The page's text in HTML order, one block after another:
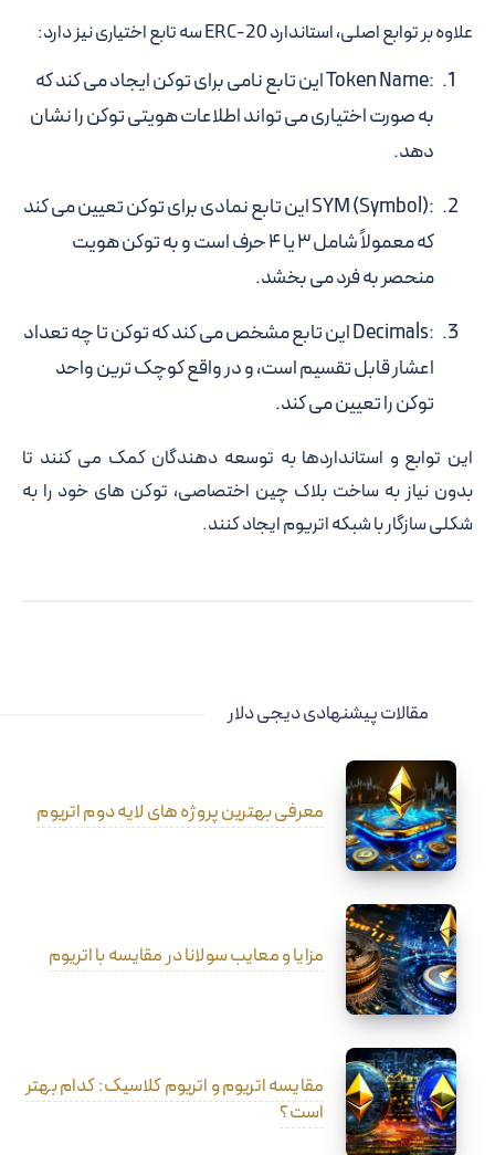
علاوه بر توابع اصلی، استاندارد ERC-20 سه تابع اختیاری نیز دارد:
:Token Name
این تابع نامی برای توکن ایجاد می کند که
به صورت اختیاری می تواند اطلاعات هویتی توکن را نشان
دهد.
:SYM (Symbol)
این تابع نمادی برای توکن تعیین می کند
که معمولاً شامل ۳ یا ۴ حرف است و به توکن هویت
منحصر به فرد می بخشد.
:Decimals
این تابع مشخص می کند که توکن تا چه تعداد
اعشار قابل تقسیم است، و در واقع کوچک ترین واحد
توکن را تعیین می کند.
این توابع و استانداردها به توسعه دهندگان کمک می کنند تا
بدون نیاز به ساخت بلاک چین اختصاصی، توکن های خود را به
شکلی سازگار با شبکه اتریوم ایجاد کنند.
مقالات پیشنهادی دیجی دلار
معرفی بهترین پروژه های لایه دوم اتریوم
مزایا و معایب سولانا در مقایسه با اتریوم
مقایسه اتریوم و اتریوم کلاسیک: کدام بهتر
است؟